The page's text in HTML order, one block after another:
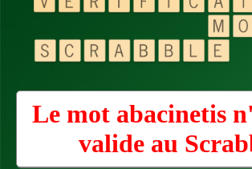
Le mot abacinetis
valide au